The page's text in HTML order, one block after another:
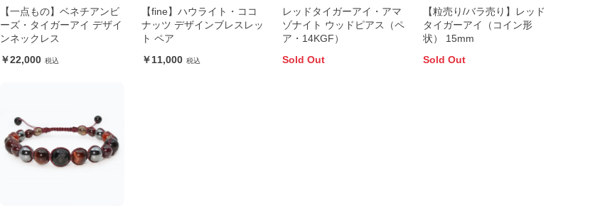
【一点もの】ベネチアンビ
ーズ・タイガーアイ デザイ
ンネックレス
22,000
【fine】ハウライト・ココ
ナッツ デザインブレスレッ
ト ペア
11,000
レッドタイガーアイ・アマ
ゾナイト ウッドピアス（ペ
ア・14KGF）
Sold Out
【粒売り/バラ売り】レッド
タイガーアイ（コイン形
状） 15mm
Sold Out